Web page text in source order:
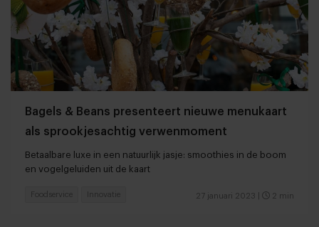
Bagels & Beans presenteert nieuwe menukaart
als sprookjesachtig verwenmoment
Betaalbare luxe in een natuurlijk jasje: smoothies in de boom
en vogelgeluiden uit de kaart
27 januari 2023 2 min
Foodservice Innovatie